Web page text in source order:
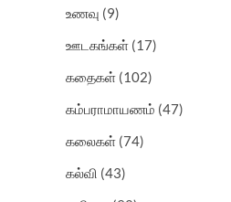
உணவு (9)
ஊடகங்கள் (17)
கதைகள் (102)
கம்பராமாயணம் (47)
கலைகள் (74)
கல்வி (43)